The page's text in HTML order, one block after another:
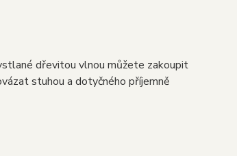
dřevitou vlnou můžete zakoupit
stuhou a dotyčného příjemně